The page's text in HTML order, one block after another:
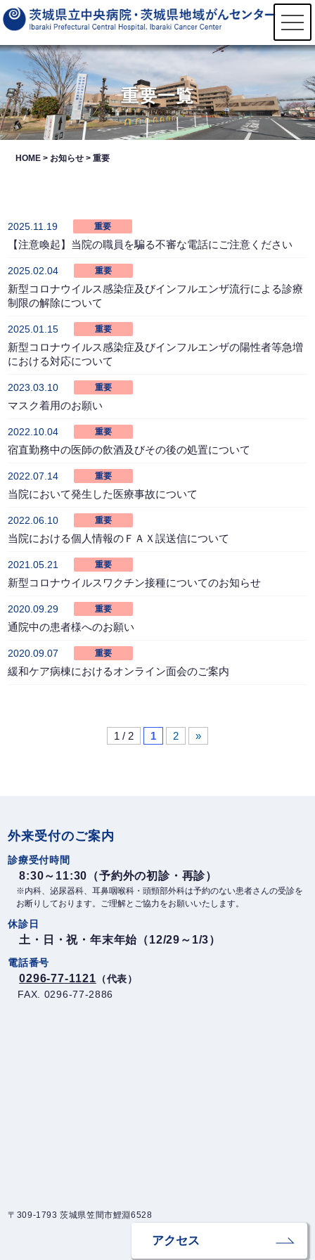
t
o
g
g
e
a
v
i
g
a
重要一覧
HOME > お知らせ > 重要
2025.11.19 重要
【注意喚起】当院の職員を騙る不審な電話にご注意ください
2025.02.04 重要
新型コロナウイルス感染症及びインフルエンザ流行による診療
制限の解除について
2025.01.15 重要
新型コロナウイルス感染症及びインフルエンザの陽性者等急増
における対応について
2023.03.10 重要
マスク着用のお願い
2022.10.04 重要
宿直勤務中の医師の飲酒及びその後の処置について
2022.07.14 重要
当院において発生した医療事故について
2022.06.10 重要
当院における個人情報のＦＡＸ誤送信について
2021.05.21 重要
新型コロナウイルスワクチン接種についてのお知らせ
2020.09.29 重要
通院中の患者様へのお願い
2020.09.07 重要
緩和ケア病棟におけるオンライン面会のご案内
1 / 2 1 2 »
外来受付のご案内
診療受付時間
8:30～11:30（予約外の初診・再診）
※内科、泌尿器科、耳鼻咽喉科・頭頸部外科は予約のない患者さんの受診を
お断りしております。ご理解とご協力をお願いいたします。
休診日
土・日・祝・年末年始（12/29～1/3）
電話番号
0296-77-1121 （代表）
FAX. 0296-77-2886
〒309-1793 茨城県笠間市鯉淵6528
アクセス